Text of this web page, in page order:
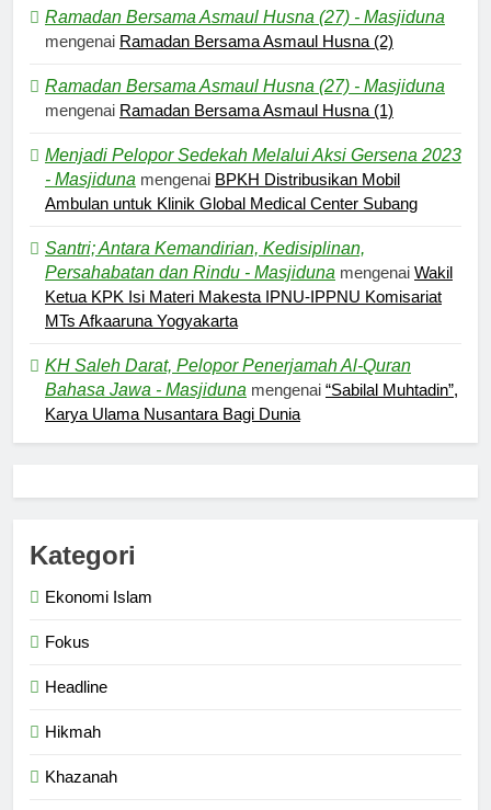
Ramadan Bersama Asmaul Husna (27) - Masjiduna
mengenai Ramadan Bersama Asmaul Husna (2)
Ramadan Bersama Asmaul Husna (27) - Masjiduna
mengenai Ramadan Bersama Asmaul Husna (1)
Menjadi Pelopor Sedekah Melalui Aksi Gersena 2023
- Masjiduna mengenai BPKH Distribusikan Mobil
Ambulan untuk Klinik Global Medical Center Subang
Santri; Antara Kemandirian, Kedisiplinan,
Persahabatan dan Rindu - Masjiduna mengenai Wakil
Ketua KPK Isi Materi Makesta IPNU-IPPNU Komisariat
MTs Afkaaruna Yogyakarta
KH Saleh Darat, Pelopor Penerjamah Al-Quran
Bahasa Jawa - Masjiduna mengenai “Sabilal Muhtadin”,
Karya Ulama Nusantara Bagi Dunia
Kategori
Ekonomi Islam
Fokus
Headline
Hikmah
Khazanah
5
Tuhan
HIKMAH
Ngopi Bareng; Romantisme